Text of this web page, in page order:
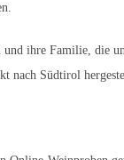
und ihre Familie, die
nach Südtirol